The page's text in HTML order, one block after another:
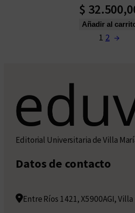
$
Añadir al
1 2 →
Editorial Universitaria de Villa
Datos de contacto
Entre Ríos 1421, X5900AGI,